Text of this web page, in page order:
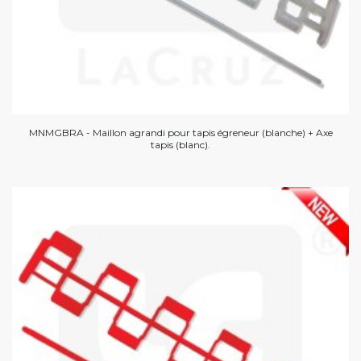
MNMGBRA - Maillon agrandi pour tapis égreneur (blanche) + Axe
tapis (blanc).